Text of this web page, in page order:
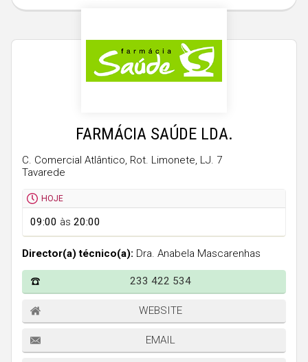
Braga
Bragança
Castelo Branco
Guarda
Lisboa
Portalegre
Porto
Santarém
Setúbal
Viana do Castelo
FARMÁCIA SAÚDE LDA.
C. Comercial Atlântico, Rot. Limonete, LJ. 7
Tavarede
HOJE
09:00 às 20:00
Director(a) técnico(a): Dra. Anabela Mascarenhas
233 422 534
WEBSITE
EMAIL